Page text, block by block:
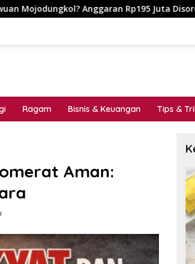
Dugaan Konflik Kepentingan hingga
Ragam Bisnis & Keuangan Tips &
Aman: